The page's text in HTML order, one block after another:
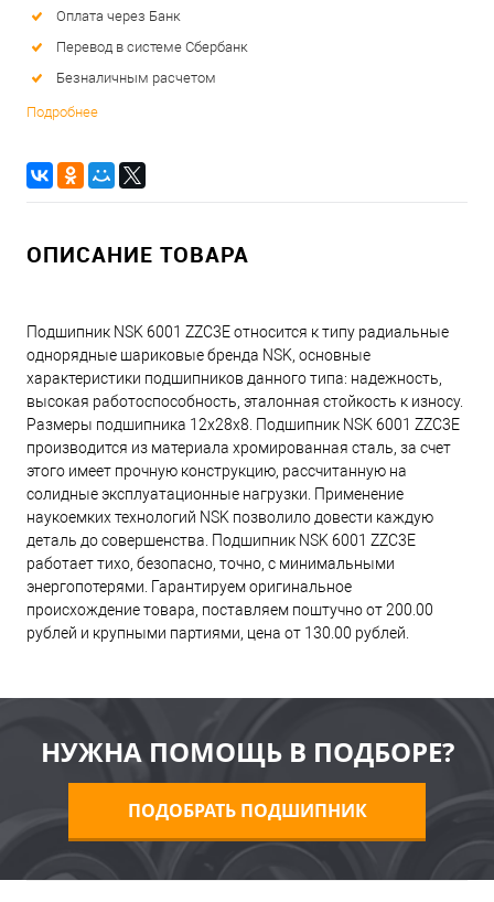
Оплата через Банк
Перевод в системе Сбербанк
Безналичным расчетом
Подробнее
ОПИСАНИЕ ТОВАРА
Подшипник NSK 6001 ZZC3E относится к типу радиальные
однорядные шариковые бренда NSK, основные
характеристики подшипников данного типа: надежность,
высокая работоспособность, эталонная стойкость к износу.
Размеры подшипника 12x28x8. Подшипник NSK 6001 ZZC3E
производится из материала хромированная сталь, за счет
этого имеет прочную конструкцию, рассчитанную на
солидные эксплуатационные нагрузки. Применение
наукоемких технологий NSK позволило довести каждую
деталь до совершенства. Подшипник NSK 6001 ZZC3E
работает тихо, безопасно, точно, с минимальными
энергопотерями. Гарантируем оригинальное
происхождение товара, поставляем поштучно от 200.00
рублей и крупными партиями, цена от 130.00 рублей.
НУЖНА ПОМОЩЬ В ПОДБОРЕ?
ПОДОБРАТЬ ПОДШИПНИК